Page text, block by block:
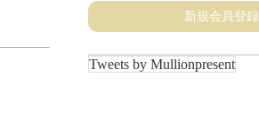
新規会員登録
Tweets by Mullionpresent